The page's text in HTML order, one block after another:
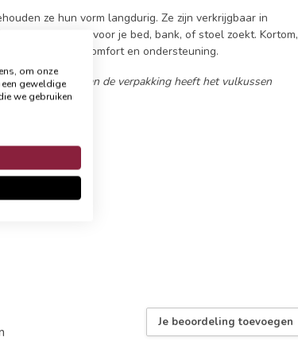
ze hun vorm langdurig. Ze zijn verkrijgbaar in
nu een kussen voor je bed, bank, of stoel zoekt. Kortom,
voor optimaal comfort en ondersteuning.
Na openen van de verpakking heeft het vulkussen
Je beoordeling toevoegen
om onze
geweldige
we gebruiken